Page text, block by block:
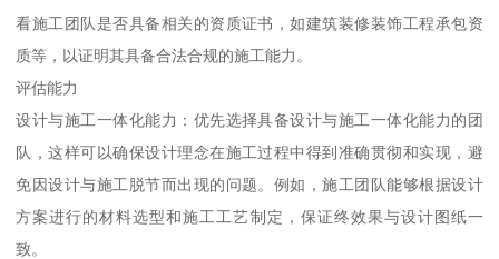
看施工团队是否具备相关的资质证书，如建筑装修装饰工程承包资
质等，以证明其具备合法合规的施工能力。
评估能力
设计与施工一体化能力：优先选择具备设计与施工一体化能力的团
队，这样可以确保设计理念在施工过程中得到准确贯彻和实现，避
免因设计与施工脱节而出现的问题。例如，施工团队能够根据设计
方案进行的材料选型和施工工艺制定，保证终效果与设计图纸一
致。